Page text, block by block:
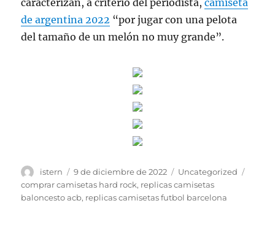
caracterizan, a criterio del periodista,camiseta
de argentina 2022 “por jugar con una pelota
del tamaño de un melón no muy grande”.
Autor
istern
Publicado
el
9 de diciembre de 2022 Categorías
Uncategorized
comprar camisetas hard rock, replicas camisetas
baloncesto acb, replicas camisetas futbol barcelona